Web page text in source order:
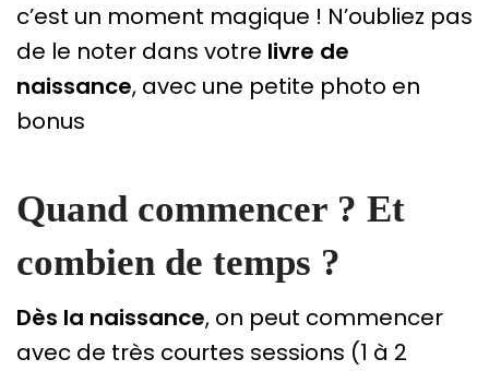
c’est un moment magique ! N’oubliez pas
de le noter dans votre livre de
naissance, avec une petite photo en
bonus
Quand commencer ? Et
combien de temps ?
Dès la naissance, on peut commencer
avec de très courtes sessions (1 à 2